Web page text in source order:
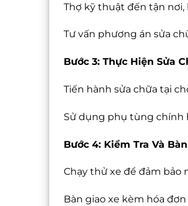
Thợ kỹ thuật đến tận
Tư vấn phương án sửa
Bước 3: Thực Hiện Sửa
Tiến hành sửa chữa tại
Sử dụng phụ tùng chính
Bước 4: Kiểm Tra Và
Chạy thử xe để đảm
Bàn giao xe kèm hóa